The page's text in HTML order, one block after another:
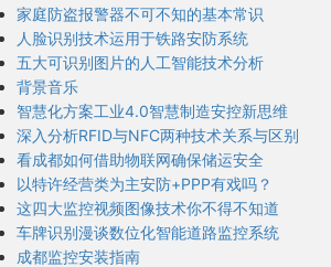
家庭防盗报警器不可不知的基本常识
人脸识别技术运用于铁路安防系统
五大可识别图片的人工智能技术分析
背景音乐
智慧化方案工业4.0智慧制造安控新思维
深入分析RFID与NFC两种技术关系与区别
看成都如何借助物联网确保储运安全
以特许经营类为主安防+PPP有戏吗？
这四大监控视频图像技术你不得不知道
车牌识别漫谈数位化智能道路监控系统
成都监控安装指南